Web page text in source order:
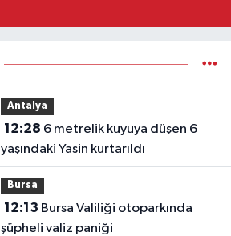
Antalya
12:28
yaşındaki Yasin kurtarıldı
Bursa
12:13
şüpheli valiz paniği